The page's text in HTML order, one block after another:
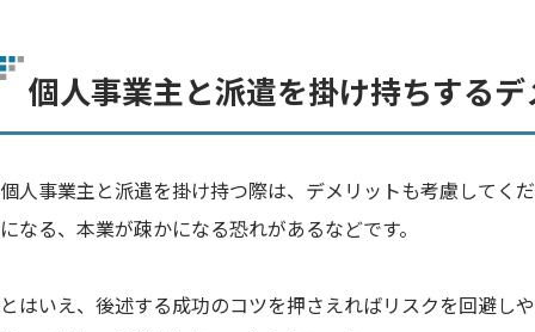
個人事業主と派遣を掛け持ちするデ
個人事業主と派遣を掛け持つ際は、デメリットも考慮してく
になる、本業が疎かになる恐れがあるなどです。
とはいえ、後述する成功のコツを押さえればリスクを回避し